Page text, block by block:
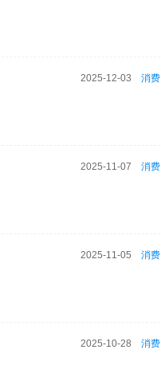
2025-12-03 消费
2025-11-07 消费
2025-11-05 消费
2025-10-28 消费